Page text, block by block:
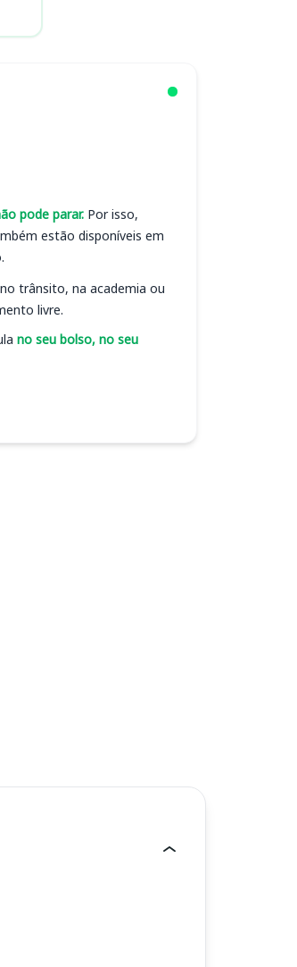
pode parar. Por isso,
estão disponíveis em
no trânsito, na academia ou
livre.
no seu bolso, no seu